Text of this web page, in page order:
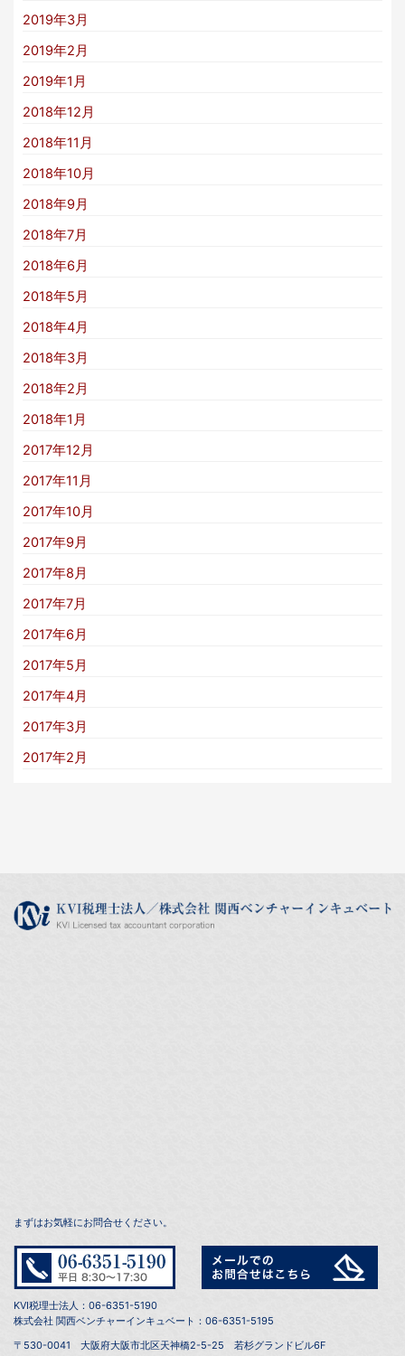
2019年3月
2019年2月
2019年1月
2018年12月
2018年11月
2018年10月
2018年9月
2018年7月
2018年6月
2018年5月
2018年4月
2018年3月
2018年2月
2018年1月
2017年12月
2017年11月
2017年10月
2017年9月
2017年8月
2017年7月
2017年6月
2017年5月
2017年4月
2017年3月
2017年2月
まずはお気軽にお問合せください。
KVI税理士法人：06-6351-5190
株式会社 関西ベンチャーインキュベート：06-6351-5195
〒530-0041 大阪府大阪市北区天神橋2-5-25 若杉グランドビル6F